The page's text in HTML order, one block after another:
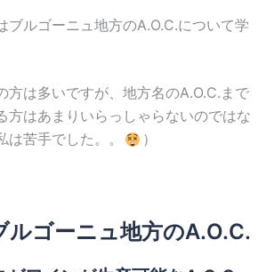
ブルゴーニュ地方のA.O.C.について学
方は多いですが、地方名のA.O.C.まで
方はあまりいらっしゃらないのではな
苦手でした。。
）
ゴーニュ地方のA.O.C.